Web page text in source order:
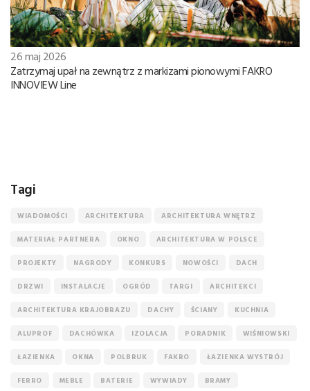
26 maj 2026
Zatrzymaj upał na zewnątrz z markizami pionowymi FAKRO
INNOVIEW Line
Tagi
WIADOMOŚCI ARCHITEKTURA ARCHITEKTURA WNĘTRZ
MATERIAŁ PARTNERA OKNO ARCHITEKTURA W POLSCE
PROJEKTY NAGRODY KONKURS NOWOŚCI DACH
DRZWI INSTALACJE OGRÓD TARGI ARCHITEKCI
ARCHITEKTURA KRAJOBRAZU DACHY ŚCIANY KUCHNIA
ALUPROF DACHÓWKA IZOLACJA PORADNIK WIŚNIOWSKI
ŁAZIENKA OKNA POLBRUK FAKRO ŁAZIENKA WYSTRÓJ
FERRO MEBLE BATERIE WYWIADY BRAMY